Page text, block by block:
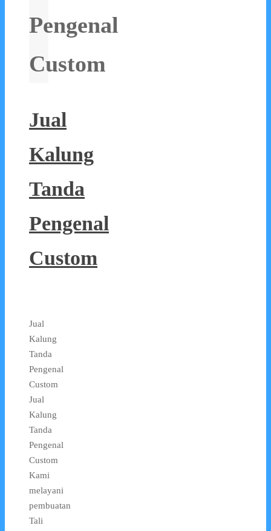
Pengenal
Custom
Jual
Kalung
Tanda
Pengenal
Custom
Jual
Kalung
Tanda
Pengenal
Custom
Jual
Kalung
Tanda
Pengenal
Custom
Kami
melayani
pembuatan
Tali